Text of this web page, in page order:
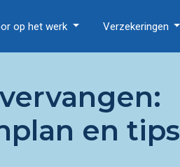
op het werk Verzekeringen
en tips